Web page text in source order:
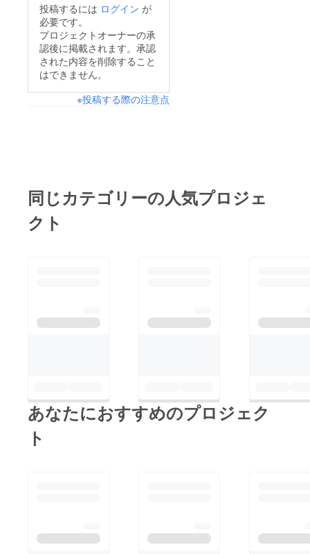
てもらい、柔軟な設定
対応も可能ですので、
お得なこのクラファン
期間の登録にて・・ぜ
ロジェクトでは、放課
キューパーティー、地
域住民向けイベント、
せください。よろしく
投稿するには ログイン が
必要です。
プロジェクトオーナーの承
認後に掲載されます。承認
された内容を削除すること
はできません。
※投稿する際の注意点
同じカテゴリーの人気プロジェ
クト
あなたにおすすめのプロジェク
ト